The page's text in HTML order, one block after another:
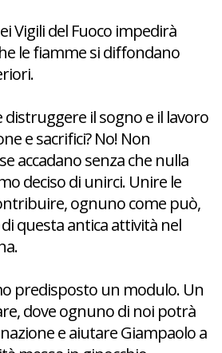
Vigili del Fuoco impedirà
le fiamme si diffondano
distruggere il sogno e il lavoro
e sacrifici? No! Non
accadano senza che nulla
deciso di unirci. Unire le
ognuno come può,
di questa antica attività nel
predisposto un modulo. Un
dove ognuno di noi potrà
e aiutare Giampaolo a